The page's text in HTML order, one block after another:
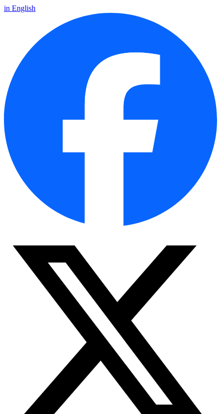
in English